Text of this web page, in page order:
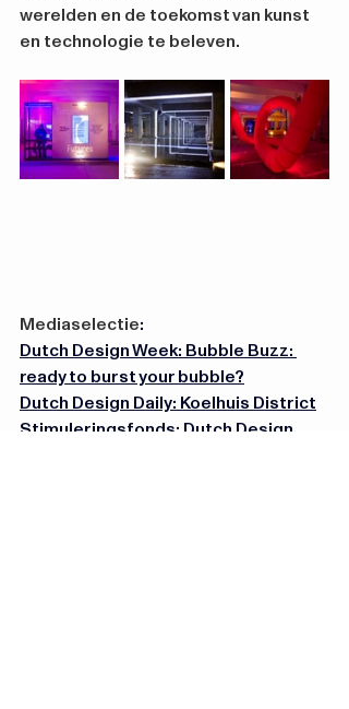
werelden en de toekomst van kunst
en technologie te beleven.
Mediaselectie:
Dutch Design Week: Bubble Buzz:
ready to burst your bubble?
Dutch Design Daily: Koelhuis District
Stimuleringsfonds: Dutch Design